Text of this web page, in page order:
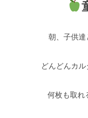
朝、子供達
どんどんカ
何枚も取れ